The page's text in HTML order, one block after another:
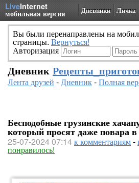
LiveInternet
мобильная версия Дневники Личка
Вы были перенаправлены на
страницы. Вернуться!
Авторизация
Дневник
Лента друзей -Дневник-Полная
Бесподобные грузинские
который просят даже повара
25-07-2024 07:14к комментариям-
понравилось!